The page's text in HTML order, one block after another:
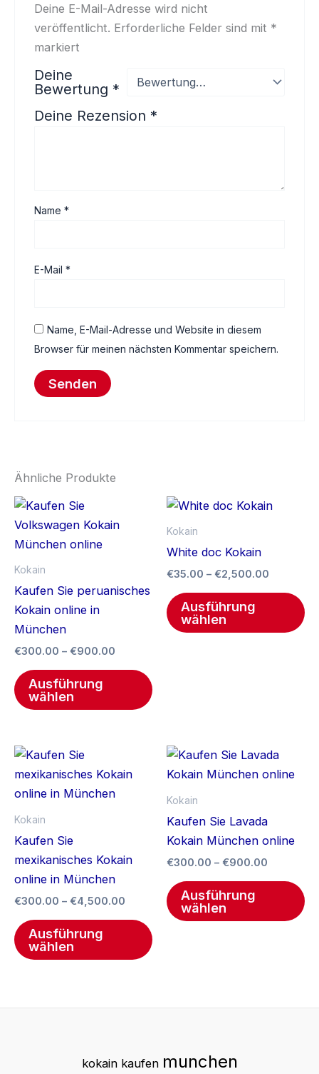
Deine E-Mail-Adresse wird nicht
veröffentlicht. Erforderliche Felder sind mit *
markiert
Deine
Bewertung *
Deine Rezension *
Name*
E-Mail*
Name, E-Mail-Adresse und Website in diesem
Browser für meinen nächsten Kommentar speichern.
Ähnliche Produkte
Kokain
Kaufen Sie peruanisches
Kokain online in
München
€300.00 – €900.00
Preisspanne:
bis
Ausführung
wählen
Dieses
Produkt
Varianten
auf.
Die
der
werden
Kokain
White doc Kokain
€35.00 – €2,500.00
Ausführung
wählen
Kokain
Kaufen Sie
mexikanisches Kokain
online in München
€300.00 – €4,500.00
Preisspanne:
bis
Ausführung
wählen
Dieses
Produkt
weist
Optionen
können
der
werden
Kokain
Kaufen Sie Lavada
Kokain München online
€300.00 – €900.00
bis
Ausführung
wählen
kokain kaufen munchen